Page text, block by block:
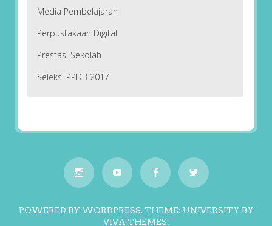
Media Pembelajaran
Perpustakaan Digital
Prestasi Sekolah
Seleksi PPDB 2017
POWERED BY WORDPRESS.THEME: UNIVERSITY BY
VIVA THEMES.